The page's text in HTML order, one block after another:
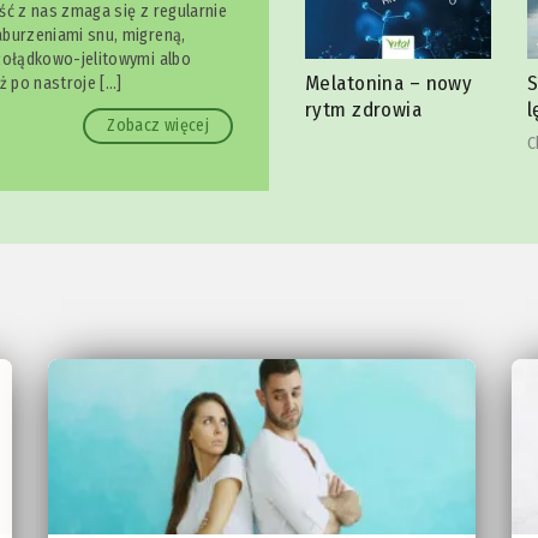
z nas zmaga się z regularnie
snu, migreną,
jelitowymi albo
po nastroje […]
Zobacz więcej
Melatonina – nowy
rytm zdrowia
Spokojnie, to tylko
lęk